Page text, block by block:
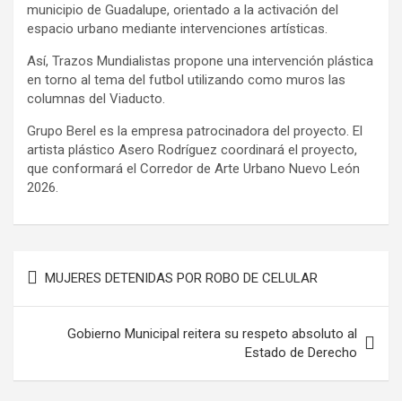
municipio de Guadalupe, orientado a la activación del
espacio urbano mediante intervenciones artísticas.
Así, Trazos Mundialistas propone una intervención plástica
en torno al tema del futbol utilizando como muros las
columnas del Viaducto.
Grupo Berel es la empresa patrocinadora del proyecto. El
artista plástico Asero Rodríguez coordinará el proyecto,
que conformará el Corredor de Arte Urbano Nuevo León
2026.
MUJERES DETENIDAS POR ROBO DE CELULAR
Gobierno Municipal reitera su respeto absoluto al
Estado de Derecho